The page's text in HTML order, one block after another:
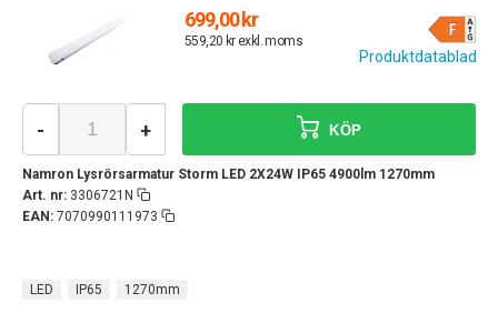
Produktdatablad
699,00 kr
559,20 kr exkl. moms
Namron Lysrörsarmatur Storm LED 2X24W IP65 4900lm 1270mm
Art. nr: 3306721N
EAN: 7070990111973
- + KÖP
LED IP65 1270mm